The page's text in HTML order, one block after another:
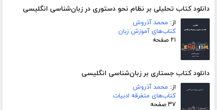
دانلود کتاب تحلیلی بر نظام نحو دستوری در زبان‌شناسی انگلیسی
از: محمد آذروش
کتاب‌های آموزش زبان
۲۱ صفحه
دانلود کتاب جستاری بر زبان‌شناسی انگلیسی
از: محمد آذروش
کتاب‌های متفرقه ادبیات
۳۷ صفحه